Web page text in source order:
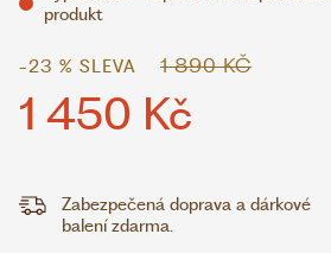
produkt
-23 % SLEVA 1 890 KČ
1 450 Kč
Zabezpečená doprava a dárkové
balení zdarma.